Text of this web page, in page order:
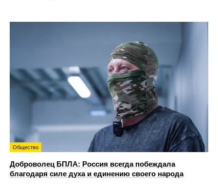
Общество
Доброволец БПЛА: Россия всегда побеждала
благодаря силе духа и единению своего народа